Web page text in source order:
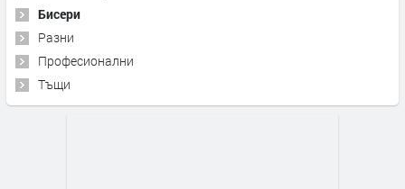
Бисери
Разни
Професионални
Тъщи